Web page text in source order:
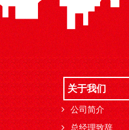
关于我们
公司简介
总经理致辞